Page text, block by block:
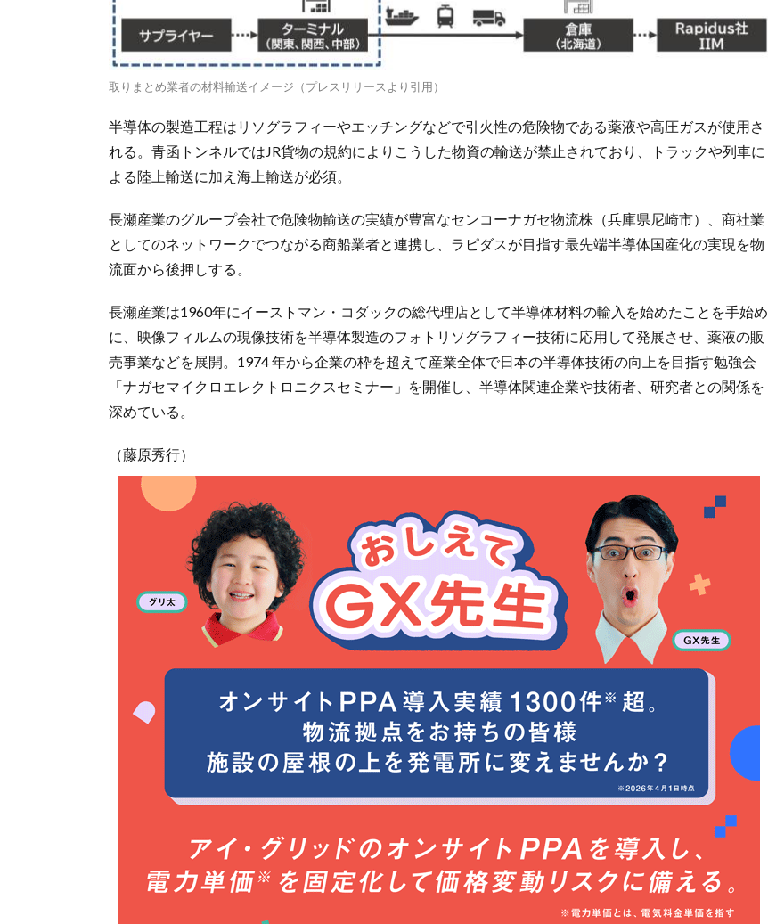
取りまとめ業者の材料輸送イメージ（プレスリリースより引用）
半導体の製造工程はリソグラフィーやエッチングなどで引火性の危険物である薬液や高圧ガスが使用さ
れる。青函トンネルではJR貨物の規約によりこうした物資の輸送が禁止されており、トラックや列車に
よる陸上輸送に加え海上輸送が必須。
長瀬産業のグループ会社で危険物輸送の実績が豊富なセンコーナガセ物流株（兵庫県尼崎市）、商社業
としてのネットワークでつながる商船業者と連携し、ラピダスが目指す最先端半導体国産化の実現を物
流面から後押しする。
長瀬産業は1960年にイーストマン・コダックの総代理店として半導体材料の輸入を始めたことを手始め
に、映像フィルムの現像技術を半導体製造のフォトリソグラフィー技術に応用して発展させ、薬液の販
売事業などを展開。1974 年から企業の枠を超えて産業全体で日本の半導体技術の向上を目指す勉強会
「ナガセマイクロエレクトロニクスセミナー」を開催し、半導体関連企業や技術者、研究者との関係を
深めている。
（藤原秀行）